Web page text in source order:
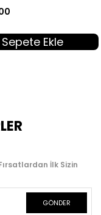
Sepete Ekle
İlk Sizin
GÖNDER